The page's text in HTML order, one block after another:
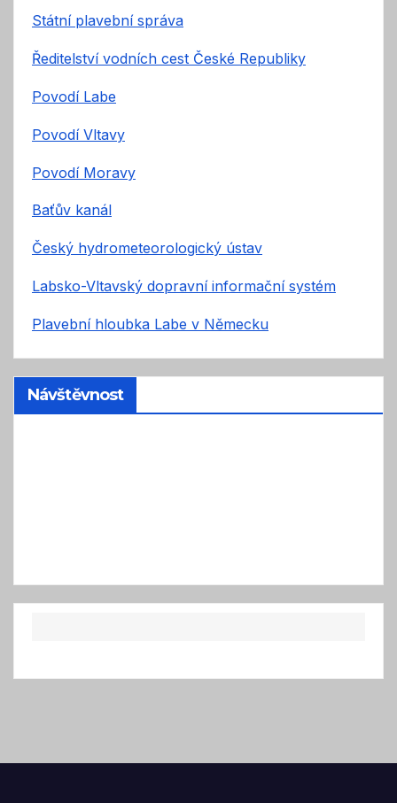
Státní plavební správa
Ředitelství vodních cest České Republiky
Povodí Labe
Povodí Vltavy
Povodí Moravy
Baťův kanál
Český hydrometeorologický ústav
Labsko-Vltavský dopravní informační systém
Plavební hloubka Labe v Německu
Návštěvnost